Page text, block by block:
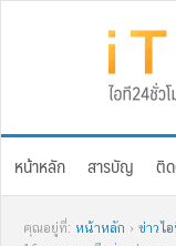
หน้าหลัก สารบัญ ติ
คุณอยู่ที่: หน้าหลัก › ข่าวไ